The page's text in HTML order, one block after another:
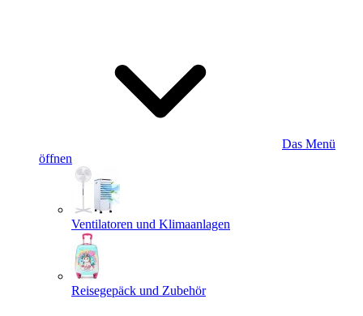
Das Menü
öffnen
Ventilatoren und Klimaanlagen
Reisegepäck und Zubehör